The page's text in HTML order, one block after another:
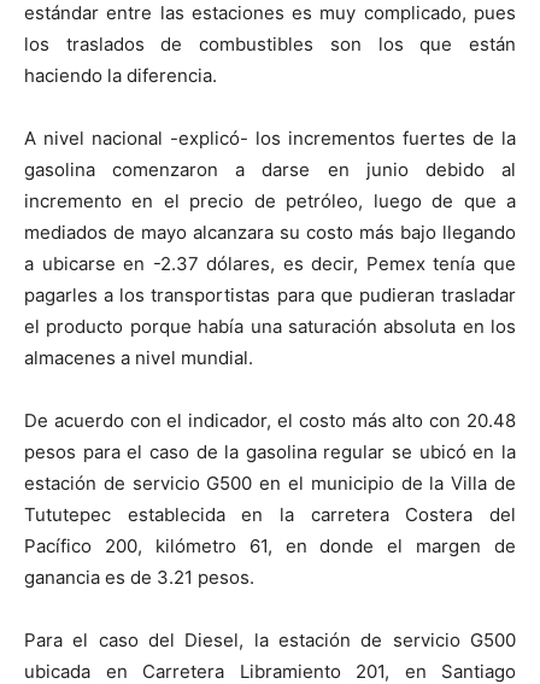
estándar entre las estaciones es muy complicado, pues
los traslados de combustibles son los que están
haciendo la diferencia.
A nivel nacional -explicó- los incrementos fuertes de la
gasolina comenzaron a darse en junio debido al
incremento en el precio de petróleo, luego de que a
mediados de mayo alcanzara su costo más bajo llegando
a ubicarse en -2.37 dólares, es decir, Pemex tenía que
pagarles a los transportistas para que pudieran trasladar
el producto porque había una saturación absoluta en los
almacenes a nivel mundial.
De acuerdo con el indicador, el costo más alto con 20.48
pesos para el caso de la gasolina regular se ubicó en la
estación de servicio G500 en el municipio de la Villa de
Tututepec establecida en la carretera Costera del
Pacífico 200, kilómetro 61, en donde el margen de
ganancia es de 3.21 pesos.
Para el caso del Diesel, la estación de servicio G500
ubicada en Carretera Libramiento 201, en Santiago